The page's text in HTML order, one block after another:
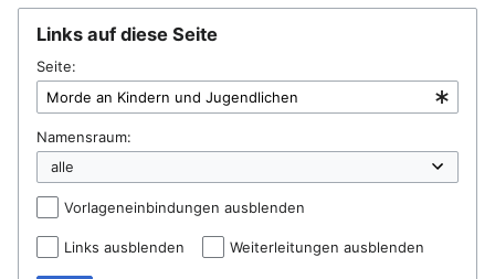
Links auf diese Seite
Seite:
Namensraum:
Vorlageneinbindungen ausblenden
Links ausblenden Weiterleitungen ausblenden